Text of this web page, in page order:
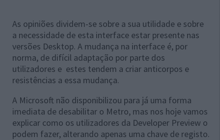
As opiniões dividem-se sobre a sua utilidade e sobre
a necessidade de esta interface estar presente nas
versões Desktop. A mudança na interface é, por
norma, de difícil adaptação por parte dos
utilizadores e estes tendem a criar anticorpos e
resistências a essa mudança.
A Microsoft não disponibilizou para já uma forma
imediata de desabilitar o Metro, mas nos hoje vamos
explicar como os utilizadores da Developer Preview o
podem fazer, alterando apenas uma chave de registo.